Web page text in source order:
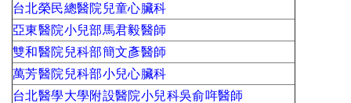
台北榮民總醫院兒童心臟科
亞東醫院小兒部馬君毅醫師
雙和醫院兒科部簡文彥醫師
萬芳醫院兒科部小兒心臟科
台北醫學大學附設醫院小兒科吳俞哖醫師